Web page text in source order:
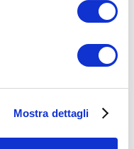
Mostra dettagli